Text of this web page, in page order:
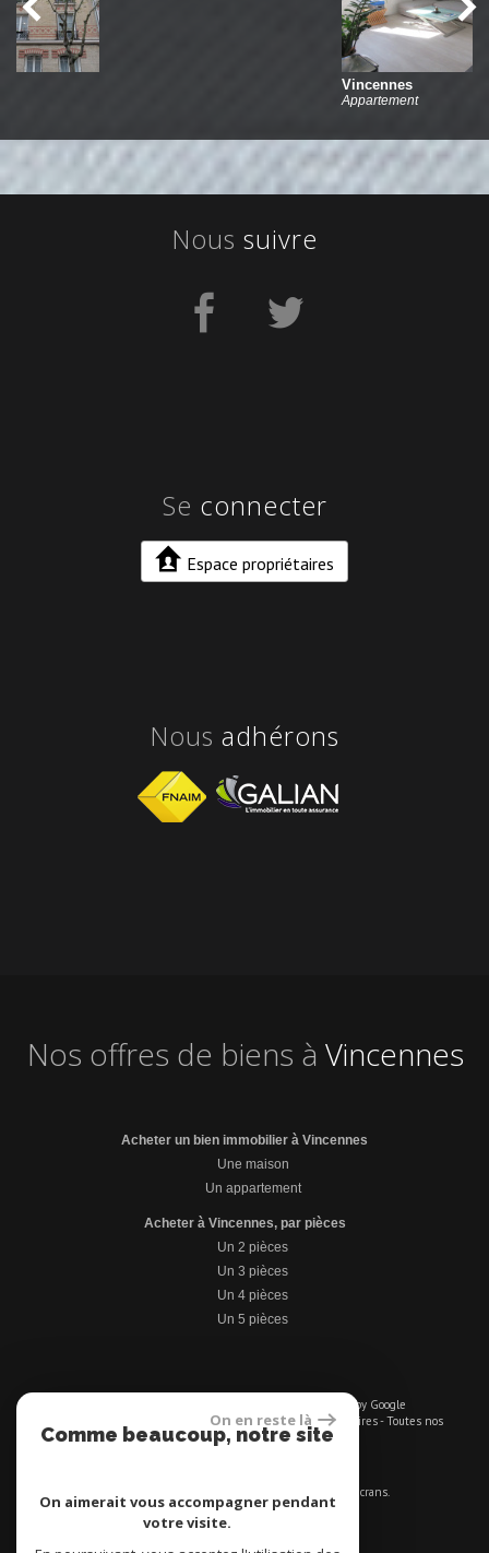
nous suivre
se connecter
Espace propriétaires
nous adhérons
Nos offres de biens à Vincennes
Acheter un bien immobilier à Vincennes
Une maison
Un appartement
Acheter à Vincennes, par pièces
Un 2 pièces
Un 3 pièces
Un 4 pièces
Un 5 pièces
© 2026 | Tous droits réservés | Traduction powered by Google
-Liens- Admin| Nos honoraires-Toutes nos
annonces
un seul site adaptable à tous les types d'écrans.
On en reste là
Comme beaucoup, notre site
On aimerait vous accompagner pendant
votre visite.